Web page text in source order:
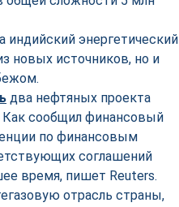
индийский энергетический
новых источников, но и
два нефтяных проекта
Как сообщил финансовый
по финансовым
соглашений
время, пишет Reuters.
отрасль страны,